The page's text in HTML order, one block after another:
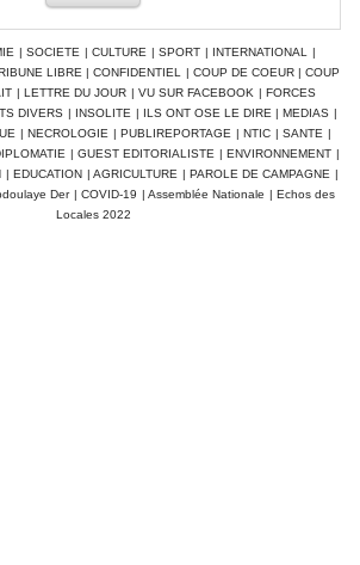
| SOCIETE | CULTURE | SPORT | INTERNATIONAL
|
LIBRE | CONFIDENTIEL | COUP DE COEUR | COUP
| LETTRE DU JOUR | VU SUR FACEBOOK | FORCES
DIVERS | INSOLITE | ILS ONT OSE LE DIRE | MEDIAS |
| NECROLOGIE | PUBLIREPORTAGE | NTIC | SANTE |
| GUEST EDITORIALISTE | ENVIRONNEMENT |
| EDUCATION | AGRICULTURE | PAROLE DE CAMPAGNE |
Der | COVID-19 | Assemblée Nationale | Echos des
Locales 2022